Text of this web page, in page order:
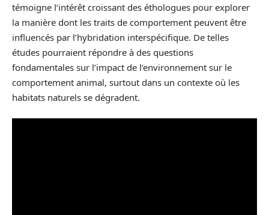
témoigne l’intérêt croissant des éthologues pour explorer
la manière dont les traits de comportement peuvent être
influencés par l’hybridation interspécifique. De telles
études pourraient répondre à des questions
fondamentales sur l’impact de l’environnement sur le
comportement animal, surtout dans un contexte où les
habitats naturels se dégradent.